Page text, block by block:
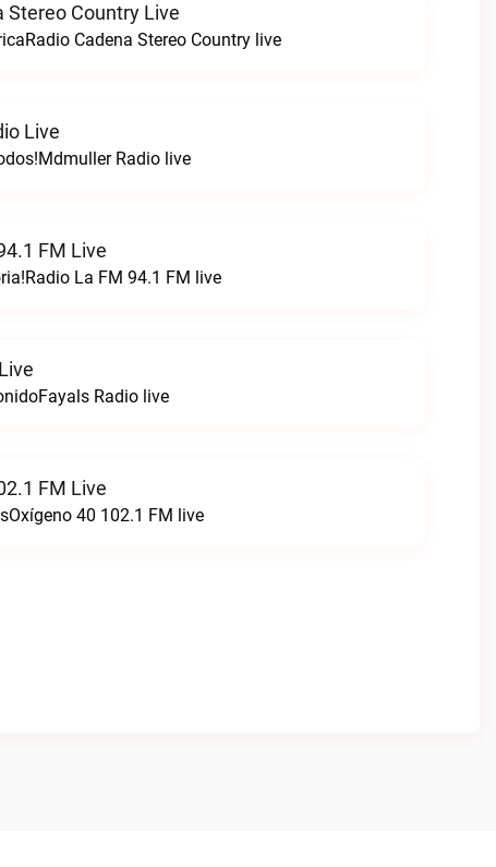
Stereo Country Live
Cadena Stereo Country live
Live
Radio live
FM Live
La FM 94.1 FM live
Radio live
FM Live
40 102.1 FM live